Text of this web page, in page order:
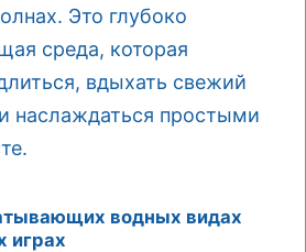
Это глубоко
среда, которая
вдыхать свежий
наслаждаться простыми
водных видах
играх